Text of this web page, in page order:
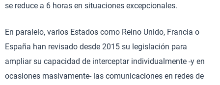
se reduce a 6 horas en situaciones excepcionales.
En paralelo, varios Estados como Reino Unido, Francia o
España han revisado desde 2015 su legislación para
ampliar su capacidad de interceptar individualmente -y en
ocasiones masivamente- las comunicaciones en redes de